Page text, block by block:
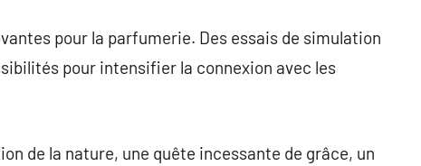
pour la parfumerie. Des essais de simulation
pour intensifier la connexion avec les
de la nature, une quête incessante de grâce, un